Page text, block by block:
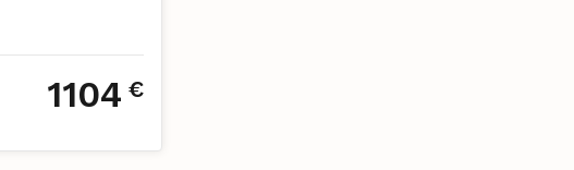
domestici
1104 €